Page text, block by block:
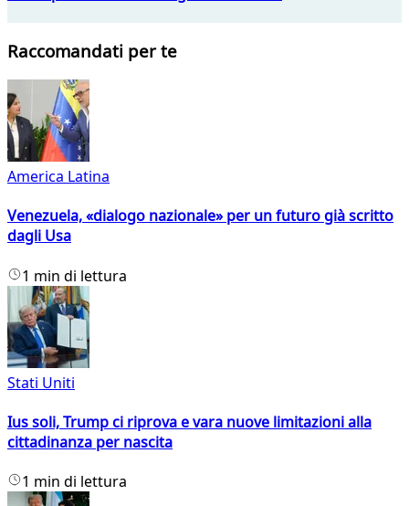
Raccomandati per te
America Latina
Venezuela, «dialogo nazionale» per un futuro già scritto
dagli Usa
1 min di lettura
Stati Uniti
Ius soli, Trump ci riprova e vara nuove limitazioni alla
cittadinanza per nascita
1 min di lettura